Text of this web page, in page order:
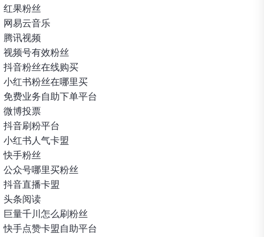
红果粉丝
网易云音乐
腾讯视频
视频号有效粉丝
抖音粉丝在线购买
小红书粉丝在哪里买
免费业务自助下单平台
微博投票
抖音刷粉平台
小红书人气卡盟
快手粉丝
公众号哪里买粉丝
抖音直播卡盟
头条阅读
巨量千川怎么刷粉丝
快手点赞卡盟自助平台